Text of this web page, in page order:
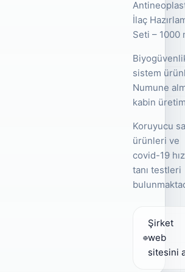
İlaç
Seti – 1000
sistem
Numune
kabin
Koruyucu
ürünleri ve
covid-19
tanı testleri
Şirket
web
sitesini